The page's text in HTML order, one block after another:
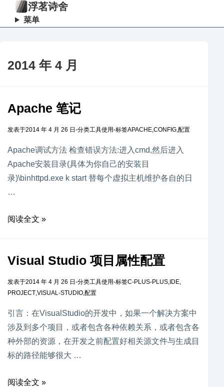
浮茗诗舍
菜单
2014 年 4 月
Apache 笔记
发表于2014 年 4 月 26 日 -分类工具使用-标签APACHE,CONFIG,配置
Apache调试方法 检查错误方法:进入cmd,然后进入
Apache安装目录(具体为你自己的安装目
录)\binhttpd.exe k start 替每个虚拟主机维护各自的日
…
阅读全文 »
Visual Studio 项目属性配置
发表于2014 年 4 月 26 日 -分类工具使用-标签C-PLUS-PLUS, IDE,
PROJECT,VISUAL-STUDIO,配置
引言：在VisualStudio的开发中，如果一个解决方案中
涉及到多个项目，或者包含各种依赖关系，或者包含各
种外部的资源，在开发之前配置好相关源文件与生成目
标的路径能够很大 …
阅读全文 »